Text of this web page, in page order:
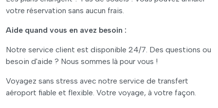
votre réservation sans aucun frais.
Aide quand vous en avez besoin :
Notre service client est disponible 24/7. Des questions ou
besoin d'aide ? Nous sommes là pour vous !
Voyagez sans stress avec notre service de transfert
aéroport fiable et flexible. Votre voyage, à votre façon.